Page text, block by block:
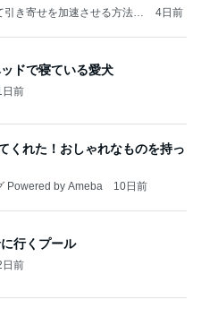
き寄せを加速させる方法：
4日前
ドで寝ている愛犬
日前
くれた！おしゃれなものを持っ
Powered by Ameba 10日前
行くプール
日前